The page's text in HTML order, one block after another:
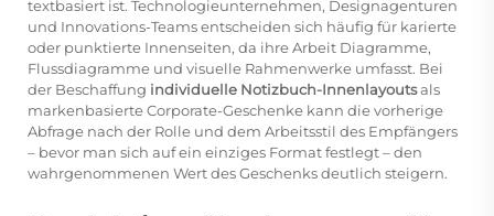
textbasiert ist. Technologieunternehmen, Designagenturen
und Innovations-Teams entscheiden sich häufig für karierte
oder punktierte Innenseiten, da ihre Arbeit Diagramme,
Flussdiagramme und visuelle Rahmenwerke umfasst. Bei
der Beschaffung individuelle Notizbuch-Innenlayoutsals
markenbasierte Corporate-Geschenke kann die vorherige
Abfrage nach der Rolle und dem Arbeitsstil des Empfängers
– bevor man sich auf ein einziges Format festlegt – den
wahrgenommenen Wert des Geschenks deutlich steigern.